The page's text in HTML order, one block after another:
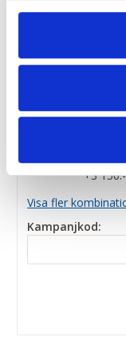
1 x
hytt
2 x
+3
Visa fler
Kampanjkod: